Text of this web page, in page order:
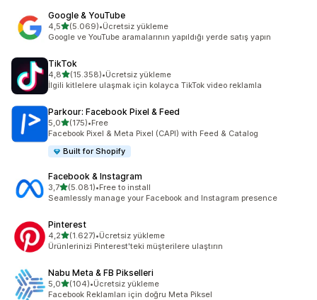
Google & YouTube
4,55 yıldız üzerinden
(5.069)
toplam 5069 değerlendirme
•Ücretsiz yükleme
Google ve YouTube aramalarının yapıldığı yerde satış yapın
TikTok
4,85 yıldız üzerinden
(15.358)
toplam 15358 değerlendirme
•Ücretsiz yükleme
İlgili kitlelere ulaşmak için kolayca TikTok video reklamla
Parkour: Facebook Pixel & Feed
5,05 yıldız üzerinden
(175)
toplam 175 değerlendirme
•Free
Facebook Pixel & Meta Pixel (CAPI) with Feed & Catalog
Built for Shopify
Facebook & Instagram
3,75 yıldız üzerinden
(5.081)
toplam 5081 değerlendirme
•Free to install
Seamlessly manage your Facebook and Instagram presence
Pinterest
4,25 yıldız üzerinden
(1.627)
toplam 1627 değerlendirme
•Ücretsiz yükleme
Ürünlerinizi Pinterest'teki müşterilere ulaştırın
Nabu Meta & FB Pikselleri
5,05 yıldız üzerinden
(104)
toplam 104 değerlendirme
•Ücretsiz yükleme
Facebook Reklamları için doğru Meta Piksel